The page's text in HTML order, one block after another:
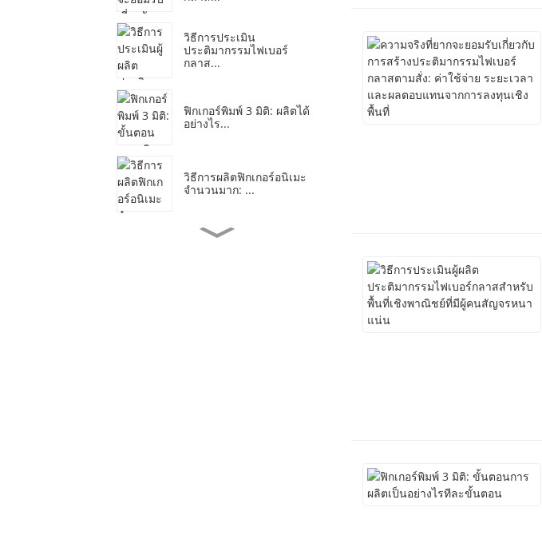
วิธีการประเมิน
ประติมากรรมไฟเบอร์
กลาส...
ฟิกเกอร์พิมพ์ 3 มิติ: ผลิตได้
อย่างไร...
วิธีการผลิตฟิกเกอร์อนิเมะ
จำนวนมาก: ...
คู่มือการสร้างฟิกเกอร์แบบ